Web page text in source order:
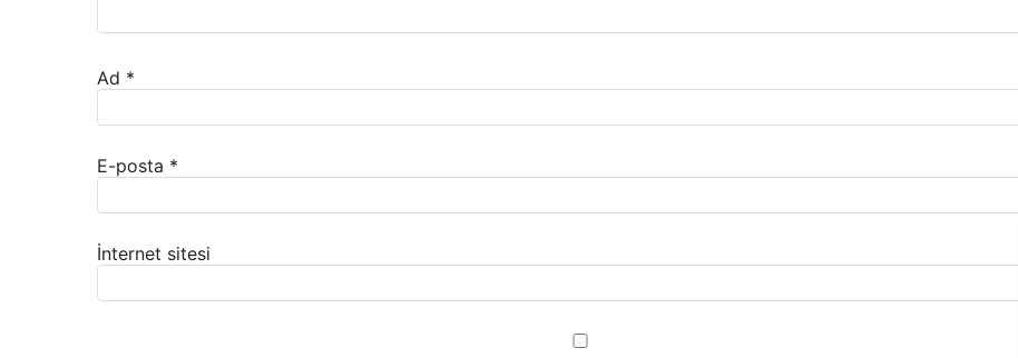
Ad *
E-posta *
İnternet sitesi